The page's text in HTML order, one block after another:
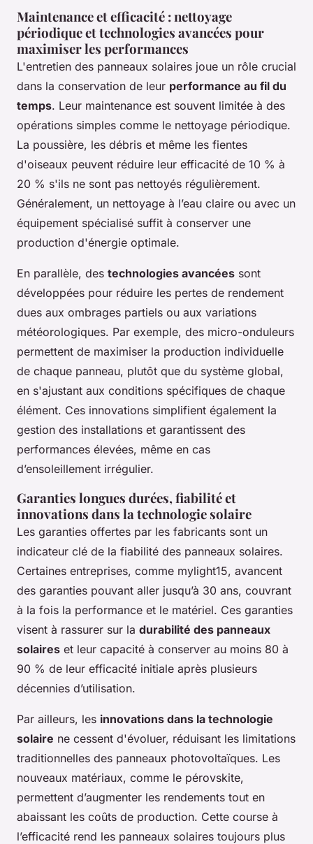
Maintenance et efficacité : nettoyage
périodique et technologies avancées pour
maximiser les performances
L'entretien des panneaux solaires joue un rôle crucial
dans la conservation de leur performance au fil du
temps. Leur maintenance est souvent limitée à des
opérations simples comme le nettoyage périodique.
La poussière, les débris et même les fientes
d'oiseaux peuvent réduire leur efficacité de 10 % à
20 % s'ils ne sont pas nettoyés régulièrement.
Généralement, un nettoyage à l’eau claire ou avec un
équipement spécialisé suffit à conserver une
production d'énergie optimale.
En parallèle, des technologies avancées sont
développées pour réduire les pertes de rendement
dues aux ombrages partiels ou aux variations
météorologiques. Par exemple, des micro-onduleurs
permettent de maximiser la production individuelle
de chaque panneau, plutôt que du système global,
en s'ajustant aux conditions spécifiques de chaque
élément. Ces innovations simplifient également la
gestion des installations et garantissent des
performances élevées, même en cas
d’ensoleillement irrégulier.
Garanties longues durées, fiabilité et
innovations dans la technologie solaire
Les garanties offertes par les fabricants sont un
indicateur clé de la fiabilité des panneaux solaires.
Certaines entreprises, comme mylight15, avancent
des garanties pouvant aller jusqu’à 30 ans, couvrant
à la fois la performance et le matériel. Ces garanties
visent à rassurer sur la durabilité des panneaux
solaires et leur capacité à conserver au moins 80 à
90 % de leur efficacité initiale après plusieurs
décennies d’utilisation.
Par ailleurs, les innovations dans la technologie
solaire ne cessent d'évoluer, réduisant les limitations
traditionnelles des panneaux photovoltaïques. Les
nouveaux matériaux, comme le pérovskite,
permettent d’augmenter les rendements tout en
abaissant les coûts de production. Cette course à
l’efficacité rend les panneaux solaires toujours plus